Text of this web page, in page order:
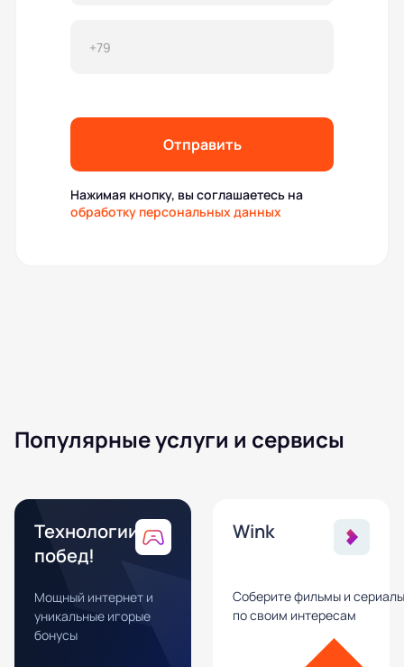
Отправить
Нажимая кнопку, вы соглашаетесь на
обработку персональных данных
Популярные услуги и сервисы
Технологии
побед!
Мощный интернет и
уникальные игорые
бонусы
Wink
Соберите фильмы и сериалы
по своим интересам